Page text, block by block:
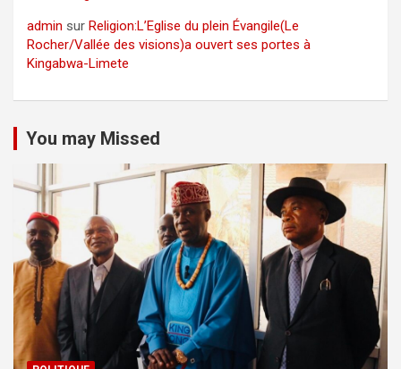
admin sur Religion:L’Eglise du plein Évangile(Le
Rocher/Vallée des visions)a ouvert ses portes à
Kingabwa-Limete
You may Missed